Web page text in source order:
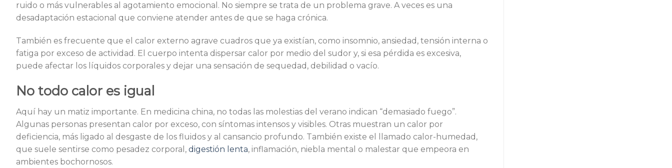
ruido o más vulnerables al agotamiento emocional. No siempre se trata de un problema grave. A veces es una
desadaptación estacional que conviene atender antes de que se haga crónica.
También es frecuente que el calor externo agrave cuadros que ya existían, como insomnio, ansiedad, tensión interna o
fatiga por exceso de actividad. El cuerpo intenta dispersar calor por medio del sudor y, si esa pérdida es excesiva,
puede afectar los líquidos corporales y dejar una sensación de sequedad, debilidad o vacío.
No todo calor es igual
Aquí hay un matiz importante. En medicina china, no todas las molestias del verano indican “demasiado fuego”.
Algunas personas presentan calor por exceso, con síntomas intensos y visibles. Otras muestran un calor por
deficiencia, más ligado al desgaste de los fluidos y al cansancio profundo. También existe el llamado calor-humedad,
que suele sentirse como pesadez corporal, digestión lenta, inflamación, niebla mental o malestar que empeora en
ambientes bochornosos.